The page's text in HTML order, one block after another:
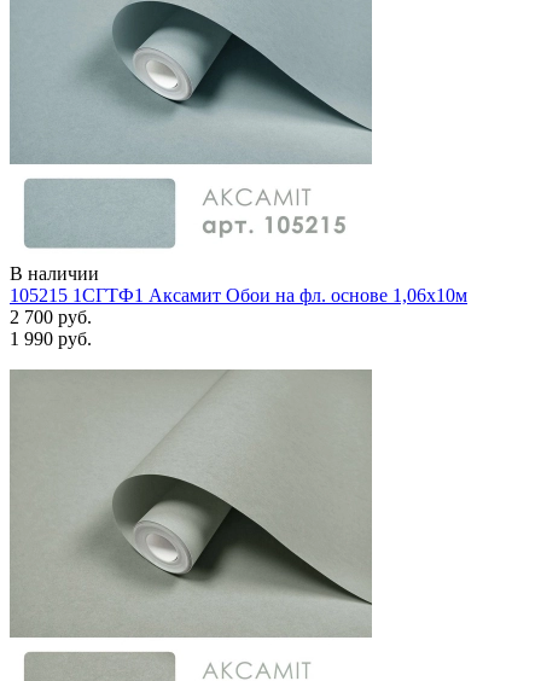
В наличии
105215 1СГТФ1 Аксамит Обои на фл. основе 1,06х10м
2 700 руб.
1 990 руб.